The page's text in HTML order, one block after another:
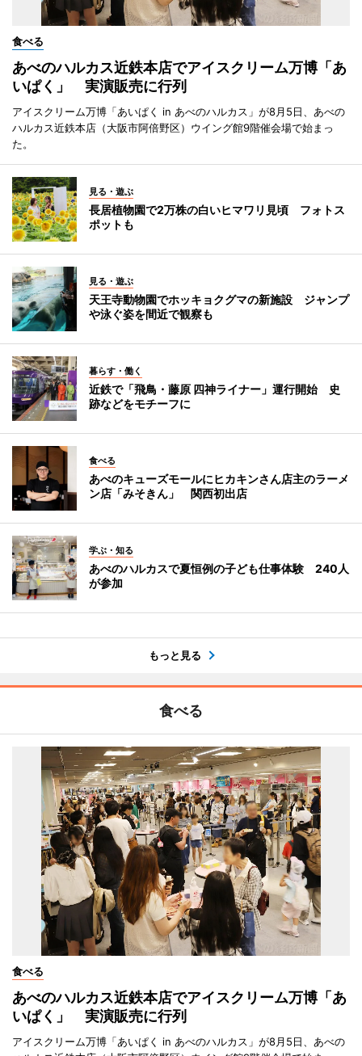
食べる
あべのハルカス近鉄本店でアイスクリーム万博「あ
いぱく」 実演販売に行列
アイスクリーム万博「あいぱく in あべのハルカス」が8月5日、あべの
ハルカス近鉄本店（大阪市阿倍野区）ウイング館9階催会場で始まっ
た。
見る・遊ぶ
長居植物園で2万株の白いヒマワリ見頃 フォトス
ポットも
見る・遊ぶ
天王寺動物園でホッキョクグマの新施設 ジャンプ
や泳ぐ姿を間近で観察も
暮らす・働く
近鉄で「飛鳥・藤原 四神ライナー」運行開始 史
跡などをモチーフに
食べる
あべのキューズモールにヒカキンさん店主のラーメ
ン店「みそきん」 関西初出店
学ぶ・知る
あべのハルカスで夏恒例の子ども仕事体験 240人
が参加
もっと見る
食べる
食べる
あべのハルカス近鉄本店でアイスクリーム万博「あ
いぱく」 実演販売に行列
アイスクリーム万博「あいぱく in あべのハルカス」が8月5日、あべの